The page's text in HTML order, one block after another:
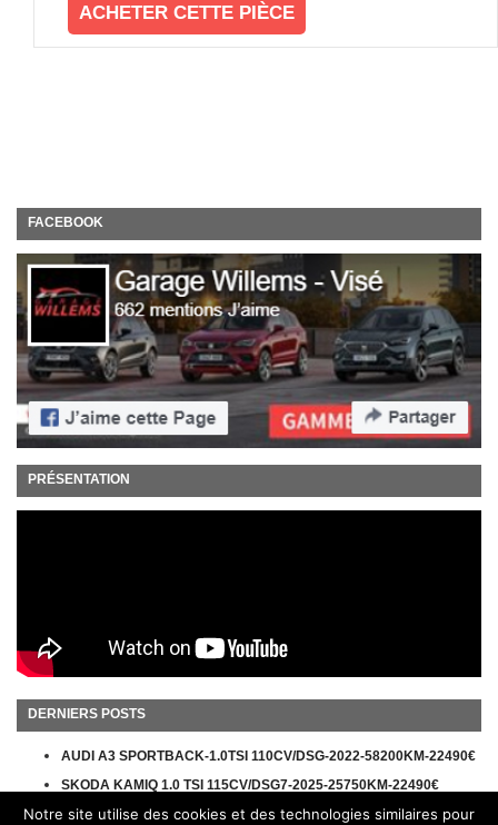
ACHETER CETTE PIÈCE
FACEBOOK
PRÉSENTATION
DERNIERS POSTS
AUDI A3 SPORTBACK-1.0TSI 110CV/DSG-2022-58200KM-22490€
SKODA KAMIQ 1.0 TSI 115CV/DSG7-2025-25750KM-22490€
VW POLO LIFE 1.0 MPI 80CV/5V-2019-79650KM-10990€
Notre site utilise des cookies et des technologies similaires pour